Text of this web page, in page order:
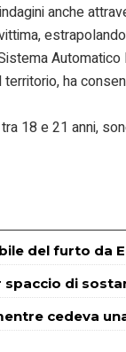
anche
ha
18 e 21 anni,
del furto da
spaccio di
cedeva